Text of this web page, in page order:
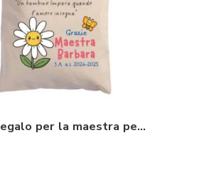
Shopper regalo per la maestra personalizzata